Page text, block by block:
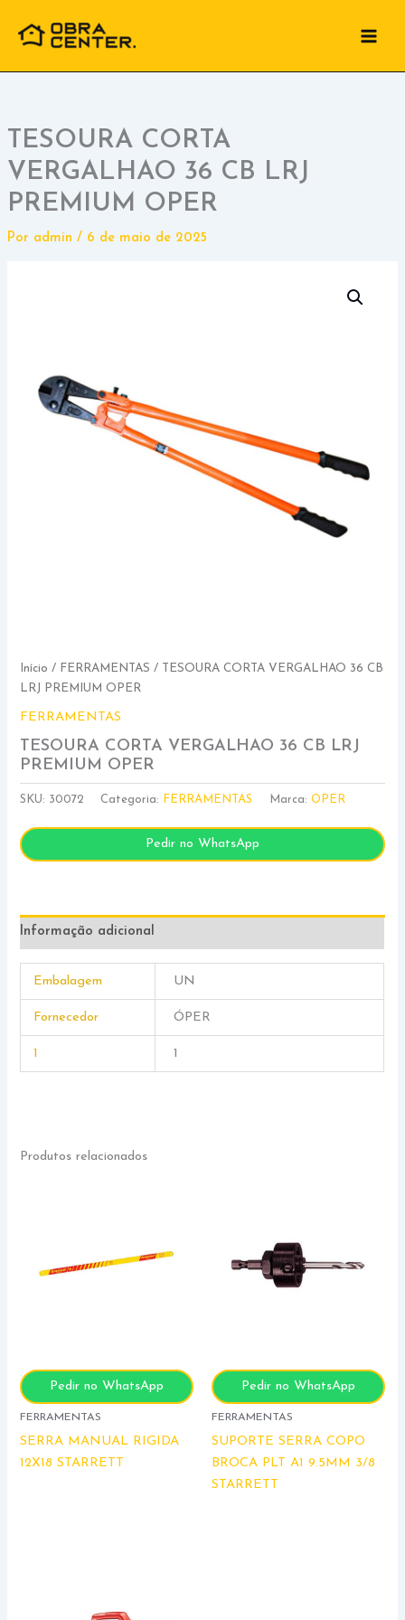
para
conteúdo
TESOURA CORTA
VERGALHAO 36 CB LRJ
PREMIUM OPER
Por admin / 6 de maio de 2025
Início / FERRAMENTAS / TESOURA CORTA VERGALHAO 36 CB
LRJ PREMIUM OPER
FERRAMENTAS
TESOURA CORTA VERGALHAO 36 CB LRJ
PREMIUM OPER
SKU: 30072 Categoria: FERRAMENTAS Marca:OPER
Pedir no WhatsApp
Informação adicional
Embalagem UN
Fornecedor ÓPER
1 1
Produtos relacionados
Pedir no WhatsApp
FERRAMENTAS
SERRA MANUAL RIGIDA
12X18 STARRETT
Pedir no WhatsApp
FERRAMENTAS
SUPORTE SERRA COPO
BROCA PLT A1 9.5MM 3/8
STARRETT